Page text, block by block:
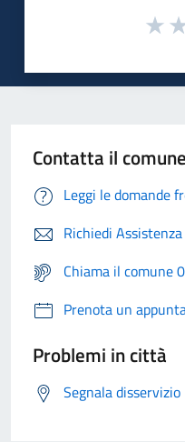
Contatta il comune
Leggi le domande
Richiedi Assistenza
Chiama il comune
Prenota un
Problemi in città
Segnala disservizio